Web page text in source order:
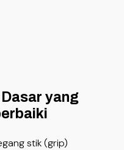
yang
stik (grip)